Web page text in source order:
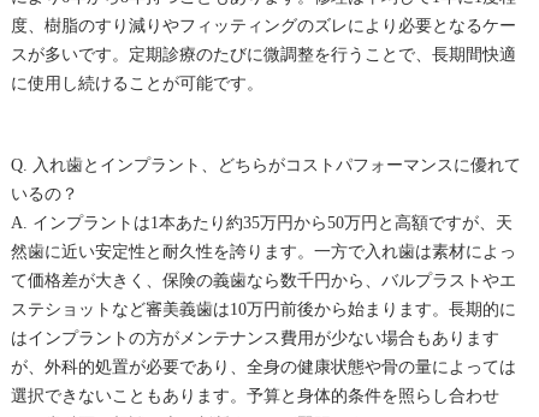
度、樹脂のすり減りやフィッティングのズレにより必要となるケー
スが多いです。定期診療のたびに微調整を行うことで、長期間快適
に使用し続けることが可能です。
Q. 入れ歯とインプラント、どちらがコストパフォーマンスに優れて
いるの？
A. インプラントは1本あたり約35万円から50万円と高額ですが、天
然歯に近い安定性と耐久性を誇ります。一方で入れ歯は素材によっ
て価格差が大きく、保険の義歯なら数千円から、バルプラストやエ
ステショットなど審美義歯は10万円前後から始まります。長期的に
はインプラントの方がメンテナンス費用が少ない場合もあります
が、外科的処置が必要であり、全身の健康状態や骨の量によっては
選択できないこともあります。予算と身体的条件を照らし合わせ